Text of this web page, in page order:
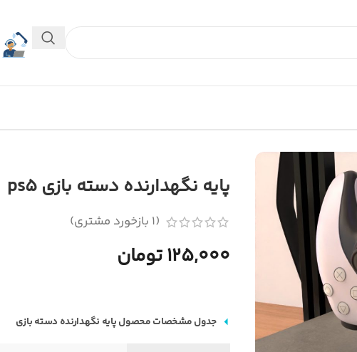
پایه نگهدارنده دسته بازی ps5
(
1 بازخورد مشتری)
125,000 تومان
جدول مشخصات محصول پایه نگهدارنده دسته بازی